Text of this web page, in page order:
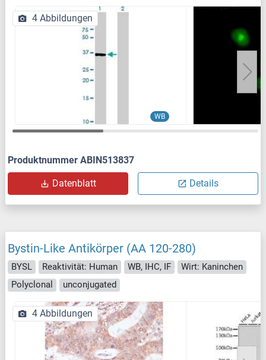
WB
4 Abbildungen
Produktnummer ABIN513837
Datenblatt Details
Bystin-Like Antikörper (AA 120-280)
BYSL Reaktivität: Human WB, IHC, IF
Wirt: Kaninchen
Polyclonal
unconjugated
4 Abbildungen